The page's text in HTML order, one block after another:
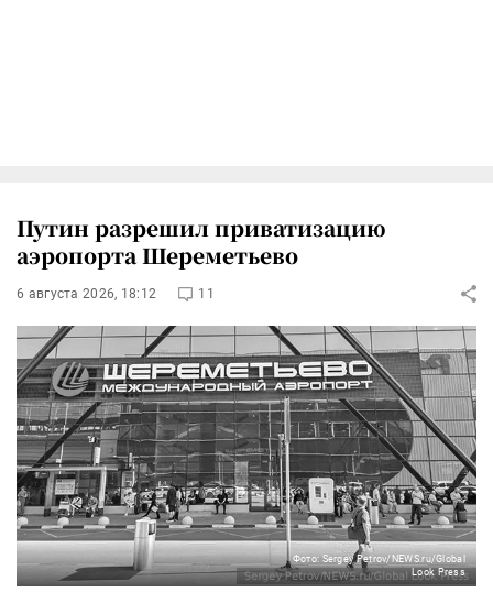
Путин разрешил приватизацию
аэропорта Шереметьево
6 августа 2026, 18:12 11
Фото: Sergey Petrov/NEWS.ru/Global
Look Press